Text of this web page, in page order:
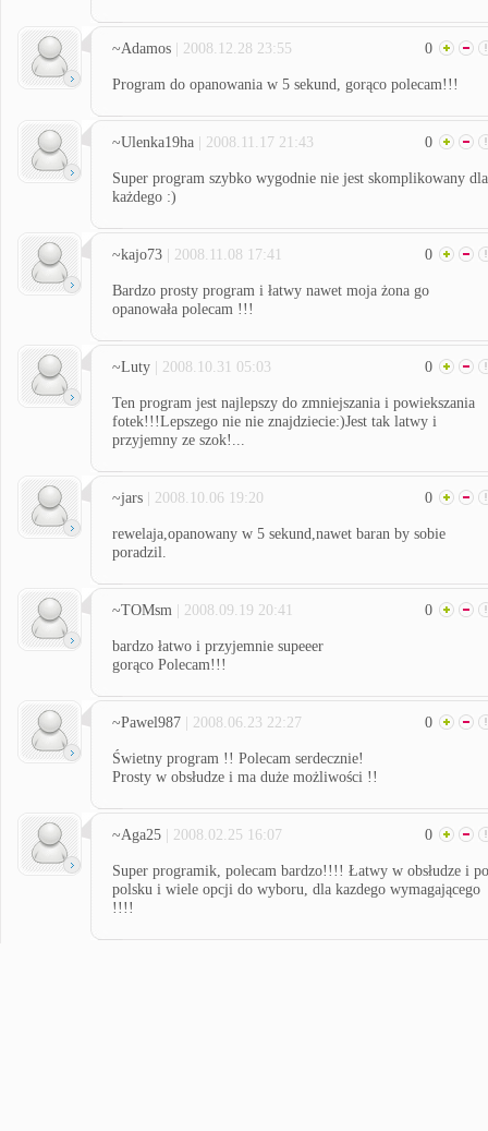
~Adamos | 2008.12.28 23:55 0
Program do opanowania w 5 sekund, gorąco polecam!!!
~Ulenka19ha | 2008.11.17 21:43 0
Super program szybko wygodnie nie jest skomplikowany dla
każdego :)
~kajo73 | 2008.11.08 17:41 0
Bardzo prosty program i łatwy nawet moja żona go
opanowała polecam !!!
~Luty | 2008.10.31 05:03 0
Ten program jest najlepszy do zmniejszania i powiekszania
fotek!!!Lepszego nie nie znajdziecie:)Jest tak latwy i
przyjemny ze szok!...
~jars | 2008.10.06 19:20 0
rewelaja,opanowany w 5 sekund,nawet baran by sobie
poradzil.
~TOMsm | 2008.09.19 20:41 0
bardzo łatwo i przyjemnie supeeer
gorąco Polecam!!!
~Pawel987 | 2008.06.23 22:27 0
Świetny program !! Polecam serdecznie!
Prosty w obsłudze i ma duże możliwości !!
~Aga25 | 2008.02.25 16:07 0
Super programik, polecam bardzo!!!! Łatwy w obsłudze i po
polsku i wiele opcji do wyboru, dla kazdego wymagającego
!!!!